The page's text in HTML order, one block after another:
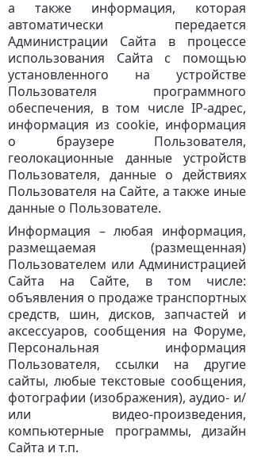
а также информация, которая
автоматически передается
Администрации Сайта в процессе
использования Сайта с помощью
установленного на устройстве
Пользователя программного
обеспечения, в том числе IP-адрес,
информация из cookie, информация
о браузере Пользователя,
геолокационные данные устройств
Пользователя, данные о действиях
Пользователя на Сайте, а также иные
данные о Пользователе.
Информация – любая информация,
размещаемая (размещенная)
Пользователем или Администрацией
Сайта на Сайте, в том числе:
объявления о продаже транспортных
средств, шин, дисков, запчастей и
аксессуаров, сообщения на Форуме,
Персональная информация
Пользователя, ссылки на другие
сайты, любые текстовые сообщения,
фотографии (изображения), аудио- и/
или видео-произведения,
компьютерные программы, дизайн
Сайта и т.п.